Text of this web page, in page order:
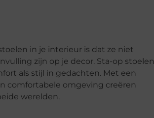
in je interieur is dat ze niet
zijn op je decor. Sta-op stoelen
als stijl in gedachten. Met een
comfortabele omgeving creëren
werelden.